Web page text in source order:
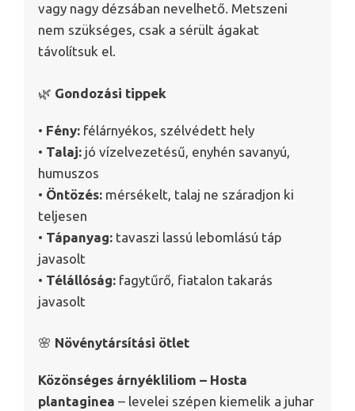
vagy nagy dézsában nevelhető. Metszeni
nem szükséges, csak a sérült ágakat
távolítsuk el.
🌿 Gondozási tippek
• Fény: félárnyékos, szélvédett hely
• Talaj: jó vízelvezetésű, enyhén savanyú,
humuszos
• Öntözés: mérsékelt, talaj ne száradjon ki
teljesen
• Tápanyag: tavaszi lassú lebomlású táp
javasolt
• Télállóság: fagytűrő, fiatalon takarás
javasolt
🌸 Növénytársítási ötlet
Közönséges árnyékliliom – Hosta
plantaginea – levelei szépen kiemelik a juhar